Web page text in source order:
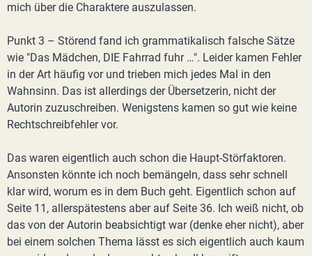
mich über die Charaktere auszulassen.
Punkt 3 – Störend fand ich grammatikalisch falsche Sätze
wie "Das Mädchen, DIE Fahrrad fuhr …". Leider kamen Fehler
in der Art häufig vor und trieben mich jedes Mal in den
Wahnsinn. Das ist allerdings der Übersetzerin, nicht der
Autorin zuzuschreiben. Wenigstens kamen so gut wie keine
Rechtschreibfehler vor.
Das waren eigentlich auch schon die Haupt-Störfaktoren.
Ansonsten könnte ich noch bemängeln, dass sehr schnell
klar wird, worum es in dem Buch geht. Eigentlich schon auf
Seite 11, allerspätestens aber auf Seite 36. Ich weiß nicht, ob
das von der Autorin beabsichtigt war (denke eher nicht), aber
bei einem solchen Thema lässt es sich eigentlich auch kaum